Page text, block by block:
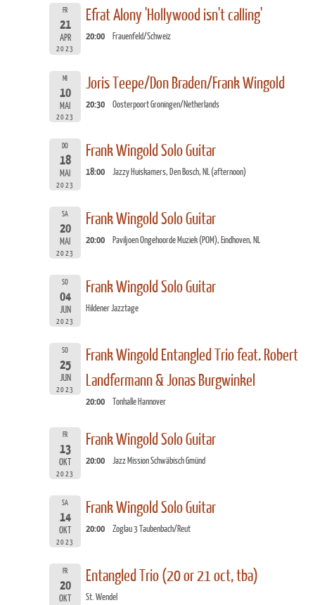
FR
21
APR
2023
Efrat Alony 'Hollywood isn't calling'
20:00 Frauenfeld/Schweiz
MI
10
MAI
2023
Joris Teepe/Don Braden/Frank Wingold
20:30 Oosterpoort Groningen/Netherlands
DO
18
MAI
2023
Frank Wingold Solo Guitar
18:00 Jazzy Huiskamers, Den Bosch, NL (afternoon)
SA
20
MAI
2023
Frank Wingold Solo Guitar
20:00 Paviljoen Ongehoorde Muziek (POM), Eindhoven, NL
SO
04
JUN
2023
Frank Wingold Solo Guitar
Hildener Jazztage
SO
25
JUN
2023
Frank Wingold Entangled Trio feat. Robert
Landfermann & Jonas Burgwinkel
20:00 Tonhalle Hannover
FR
13
OKT
2023
Frank Wingold Solo Guitar
20:00 Jazz Mission Schwäbisch Gmünd
SA
14
OKT
2023
Frank Wingold Solo Guitar
20:00 Zoglau 3 Taubenbach/Reut
FR
20
OKT
Entangled Trio (20 or 21 oct, tba)
St. Wendel